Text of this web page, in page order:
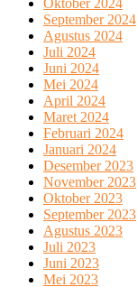
Oktober 2024
September 2024
Agustus 2024
Juli 2024
Juni 2024
Mei 2024
April 2024
Maret 2024
Februari 2024
Januari 2024
Desember 2023
November 2023
Oktober 2023
September 2023
Agustus 2023
Juli 2023
Juni 2023
Mei 2023